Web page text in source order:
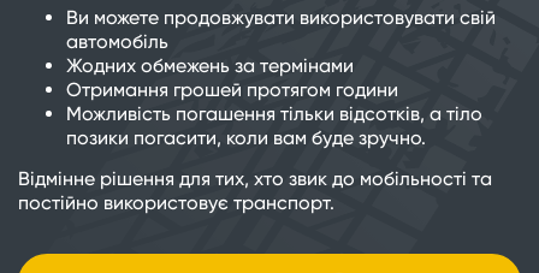
Ви можете продовжувати використовувати свій
автомобіль
Жодних обмежень за термінами
Отримання грошей протягом години
Можливість погашення тільки відсотків, а тіло
позики погасити, коли вам буде зручно.
Відмінне рішення для тих, хто звик до мобільності та
постійно використовує транспорт.